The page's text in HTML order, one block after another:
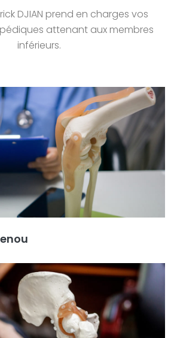
DJIAN prend en charges vos
attenant aux membres
inférieurs.